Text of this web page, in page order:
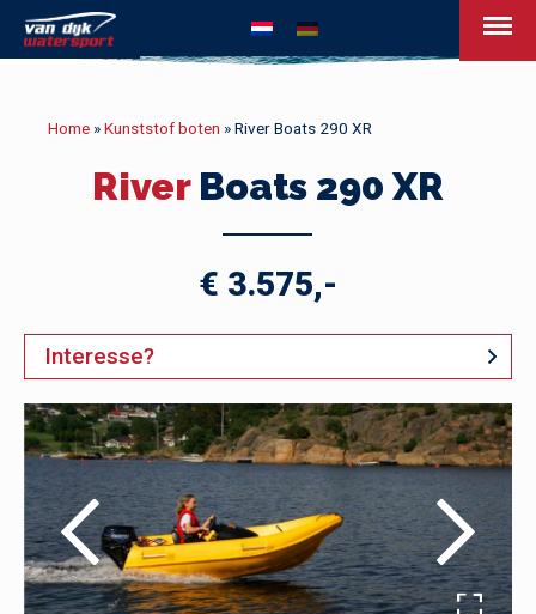
van Dijk Watersport - Uw leven op het
Home »Kunststof boten »River Boats 290 XR
RiverBoats 290 XR
€ 3.575,-
Interesse?